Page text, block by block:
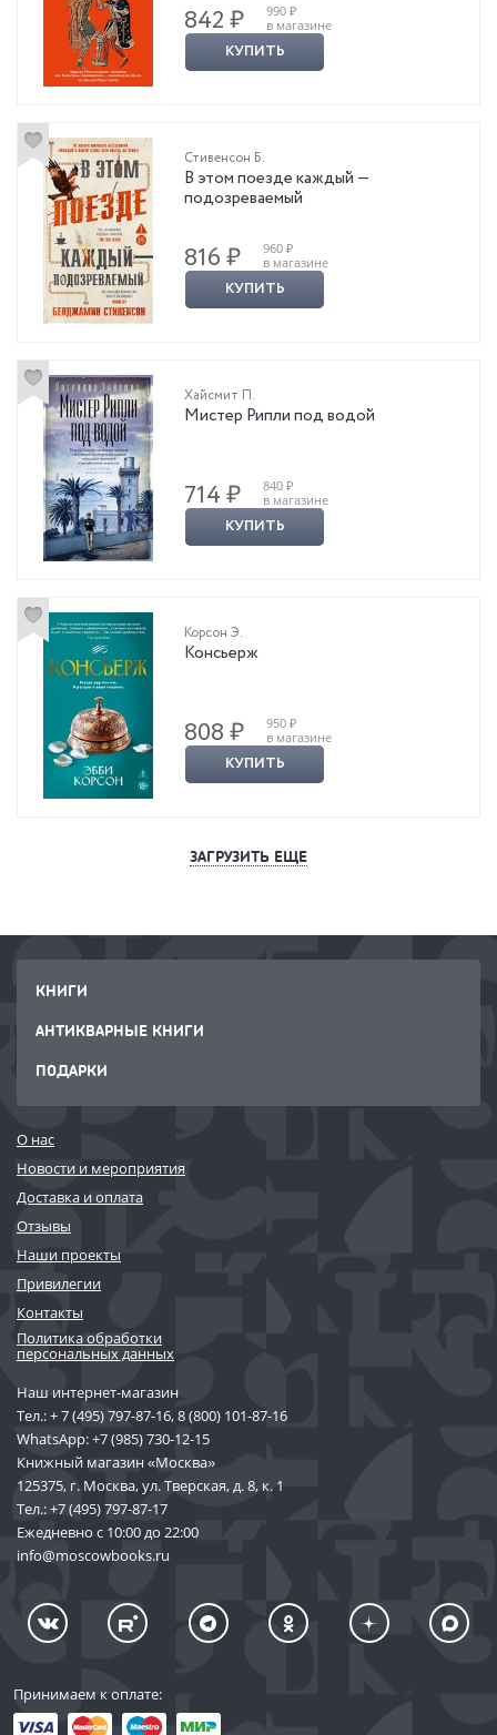
842 ₽
990 ₽
в магазине
КУПИТЬ
Стивенсон Б.
В этом поезде каждый —
подозреваемый
816 ₽
960 ₽
в магазине
КУПИТЬ
Хайсмит П.
Мистер Рипли под водой
714 ₽
840 ₽
в магазине
КУПИТЬ
Корсон Э.
Консьерж
808 ₽
950 ₽
в магазине
КУПИТЬ
ЗАГРУЗИТЬ ЕЩЕ
КНИГИ
АНТИКВАРНЫЕ КНИГИ
ПОДАРКИ
О нас
Новости и мероприятия
Доставка и оплата
Отзывы
Наши проекты
Привилегии
Контакты
Политика обработки
персональных данных
Наш интернет-магазин
Тел.:+ 7 (495) 797-87-16,8 (800) 101-87-16
WhatsApp:+7 (985) 730-12-15
Книжный магазин «Москва»
125375, г. Москва, ул. Тверская, д. 8, к. 1
Тел.:+7 (495) 797-87-17
Ежедневно с 10:00 до 22:00
info@moscowbooks.ru
Принимаем к оплате: